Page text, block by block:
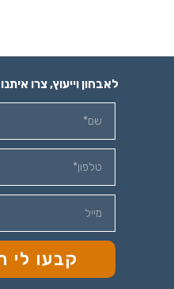
לאבחון וייעוץ, צרו
קבעו לי